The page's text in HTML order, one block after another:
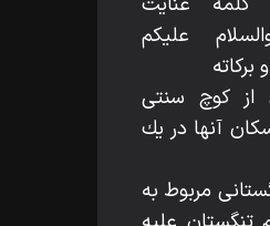
عليكم
بركاته
از كوچ سنتى
آنها در يك
مربوط به